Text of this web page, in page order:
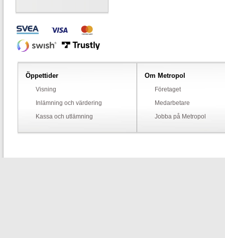
Öppettider
Visning
Inlämning och värdering
Kassa och utlämning
Om Metropol
Företaget
Medarbetare
Jobba på Metropol